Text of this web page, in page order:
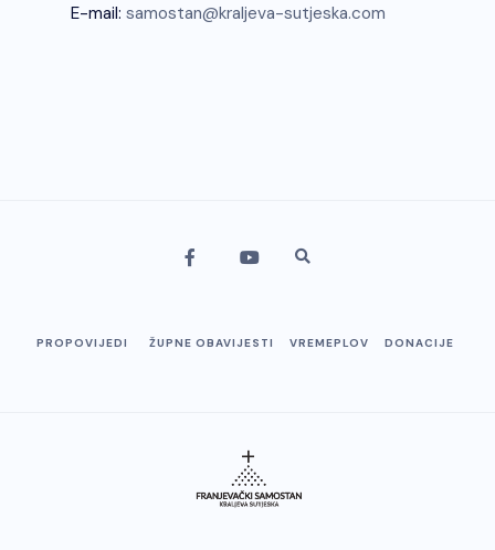
E-mail: samostan@kraljeva-sutjeska.com
PROPOVIJEDI ŽUPNE OBAVIJESTI VREMEPLOV DONACIJE